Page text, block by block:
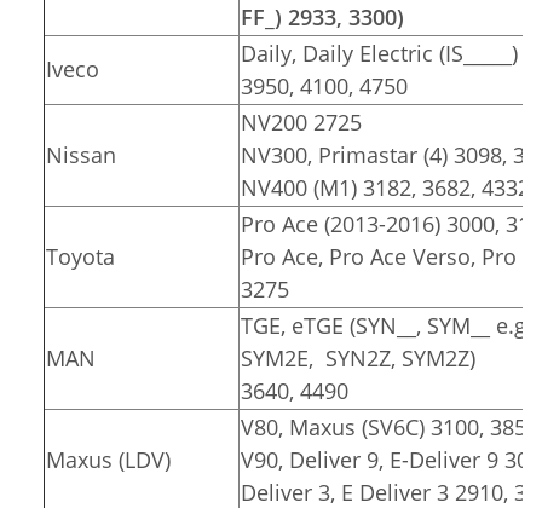
FF_) 2933, 3300)
Iveco
Daily, Daily Electric (IS_____)
3950, 4100, 4750
Nissan
NV200 2725
NV300, Primastar (4) 3098,
NV400 (M1) 3182, 3682, 4332
Toyota
Pro Ace (2013-2016) 3000,
Pro Ace, Pro Ace Verso, Pro
3275
MAN
TGE, eTGE (SYN__, SYM__
SYM2E, SYN2Z, SYM2Z)
3640, 4490
Maxus (LDV)
V80, Maxus (SV6C) 3100, 3850
V90, Deliver 9, E-Deliver 9
Deliver 3, E Deliver 3 2910,